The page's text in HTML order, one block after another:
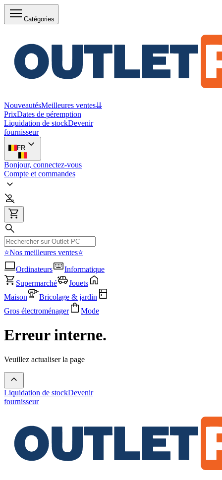
Catégories
NouveautésMeilleures ventes⇊
PrixDates de péremption
Liquidation de stockDevenir
fournisseur
FR
Bonjour, connectez-vous
Compte et commandes
⭐Nos meilleures ventes⭐
Ordinateurs
Informatique
Supermarché
Jouets
Maison
Bricolage & jardin
Gros électroménager
Mode
Erreur interne.
Veuillez actualiser la page
Liquidation de stockDevenir
fournisseur